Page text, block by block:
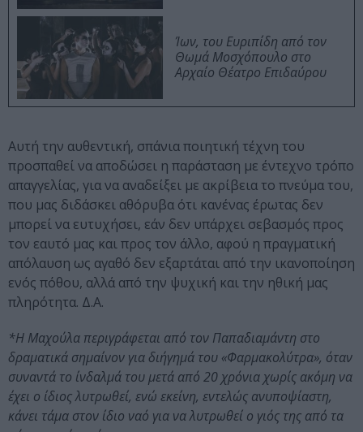
Ίων, του Ευριπίδη από τον
Θωμά Μοσχόπουλο στο
Αρχαίο Θέατρο Επιδαύρου
Αυτή την αυθεντική, σπάνια ποιητική τέχνη του
προσπαθεί να αποδώσει η παράσταση με έντεχνο τρόπο
απαγγελίας, για να αναδείξει με ακρίβεια το πνεύμα του,
που μας διδάσκει αθόρυβα ότι κανένας έρωτας δεν
μπορεί να ευτυχήσει, εάν δεν υπάρχει σεβασμός προς
τον εαυτό μας και προς τον άλλο, αφού η πραγματική
απόλαυση ως αγαθό δεν εξαρτάται από την ικανοποίηση
ενός πόθου, αλλά από την ψυχική και την ηθική μας
πληρότητα. Δ.Α.
*Η Μαχούλα περιγράφεται από τον Παπαδιαμάντη στο
δραματικά σημαίνον για διήγημά του «Φαρμακολύτρα», όταν
συναντά το ίνδαλμά του μετά από 20 χρόνια χωρίς ακόμη να
έχει ο ίδιος λυτρωθεί, ενώ εκείνη, εντελώς ανυποψίαστη,
κάνει τάμα στον ίδιο ναό για να λυτρωθεί ο γιός της από τα